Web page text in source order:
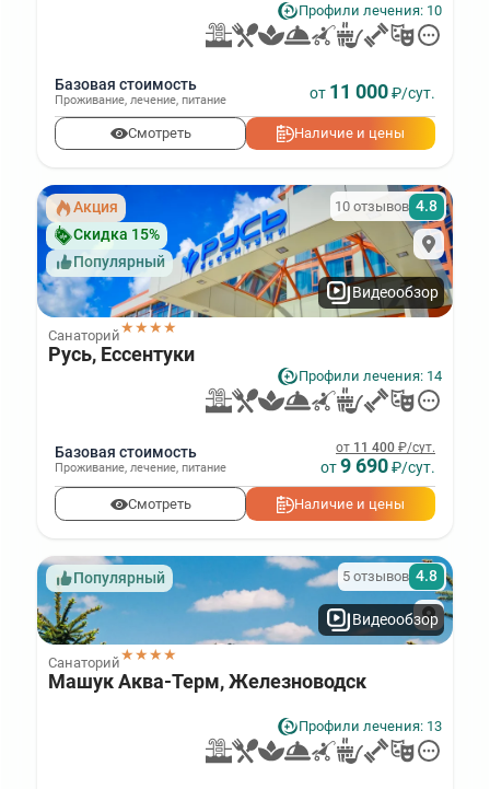
Профили лечения: 10
Базовая стоимость
Проживание лечение питание от 11 000₽/сут.
Смотреть Наличие и цены
Акция
Скидка 15%
Популярный
Видеообзор
Санаторий★★★★
10 отзывов 4.8
Русь, Ессентуки
Профили лечения: 14
Базовая стоимость
Проживание, лечение, питание
от 11 400 ₽/сут.
от9 690₽/сут.
Смотреть Наличие и цены
Популярный
Видеообзор
Санаторий★★★★
5 отзывов 4.8
Машук Аква-Терм, Железноводск
Профили лечения: 13